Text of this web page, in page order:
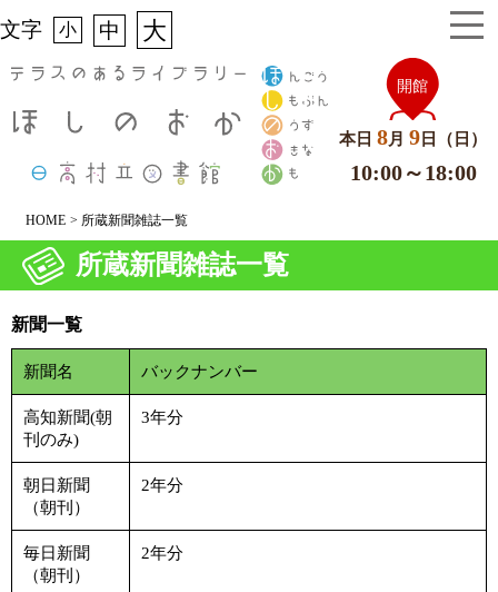
本日 8月 9 日（日）
10:00～18:00
文字 小 中 大
HOME > 所蔵新聞雑誌一覧
所蔵新聞雑誌一覧
新聞一覧
新聞名 バックナンバー
高知新聞(朝
刊のみ)
3年分
朝日新聞
（朝刊）
2年分
毎日新聞
（朝刊）
2年分